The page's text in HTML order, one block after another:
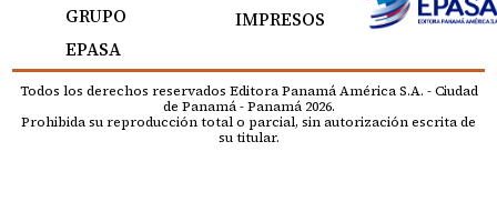
GRUPO
EPASA
IMPRESOS
Todos los derechos reservados Editora Panamá América S.A. - Ciudad
de Panamá - Panamá 2026.
Prohibida su reproducción total o parcial, sin autorización escrita de
su titular.